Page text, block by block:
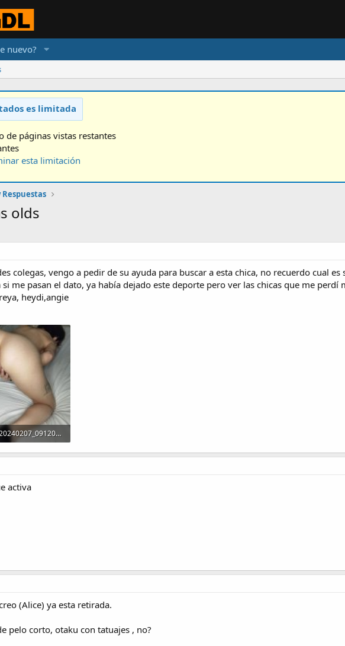
nuevo?
es limitada
de páginas vistas restantes
esta limitación
olds
colegas, vengo a pedir de su ayuda para buscar a esta chica, no recuerdo cual
si me pasan el dato, ya había dejado este deporte pero ver las chicas que me
heydi,angie
Screenshot_20240207_091201_Photos.jpg
239
activa
(Alice) ya esta retirada.
pelo corto, otaku con tatuajes , no?